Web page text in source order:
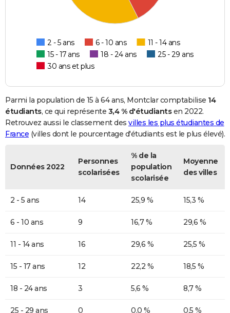
2 - 5 ans 6 - 10 ans
11 - 14 ans
15 - 17 ans
18 - 24 ans
25 - 29 ans
30 ans et plus
Parmi la population de 15 à 64 ans, Montclar comptabilise 14
étudiants, ce qui représente 3,4 % d'étudiantsen 2022.
Retrouvez aussi le classement des villes les plus étudiantes de
France (villes dont le pourcentage d'étudiants est le plus élevé).
Données 2022
Personnes
scolarisées
% de la
population
scolarisée
Moyenne
des villes
2 - 5 ans 14 25,9 % 15,3 %
6 - 10 ans 9 16,7 % 29,6 %
11 - 14 ans 16 29,6 % 25,5 %
15 - 17 ans 12 22,2 % 18,5 %
18 - 24 ans 3 5,6 % 8,7 %
25 - 29 ans 0 0,0 % 0,5 %